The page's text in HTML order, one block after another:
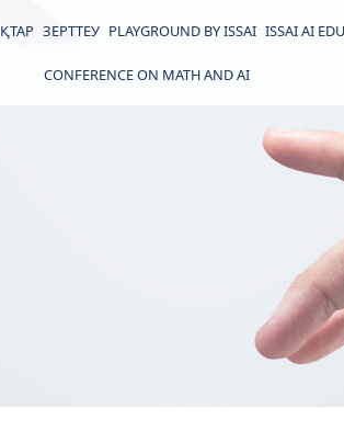
ЗЕРТТЕУ PLAYGROUND BY ISSAI ISSAI AI
CONFERENCE ON MATH AND AI